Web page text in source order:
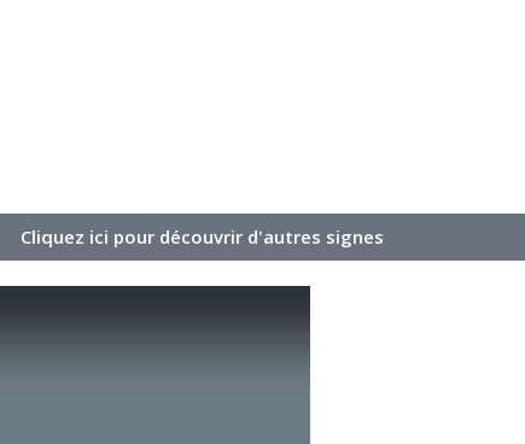
Cliquez ici pour découvrir d'autres signes